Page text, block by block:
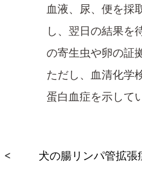
血液、尿、便を採
し、翌日の結果を
の寄生虫や卵の証
ただし、血清化学
蛋白血症を示して
< 犬の腸リンパ管拡張